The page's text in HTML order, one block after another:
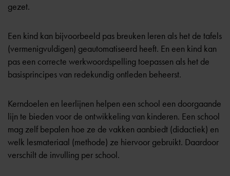
gezet.
Een kind kan bijvoorbeeld pas breuken leren als het de tafels
(vermenigvuldigen) geautomatiseerd heeft. En een kind kan
pas een correcte werkwoordspelling toepassen als het de
basisprincipes van redekundig ontleden beheerst.
Kerndoelen en leerlijnen helpen een school een doorgaande
lijn te bieden voor de ontwikkeling van kinderen. Een school
mag zelf bepalen hoe ze de vakken aanbiedt (didactiek) en
welk lesmateriaal (methode) ze hiervoor gebruikt. Daardoor
verschilt de invulling per school.